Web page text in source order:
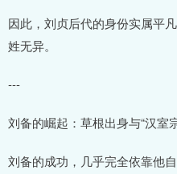
因此，刘贞后代的身份实属平
姓无异。
---
刘备的崛起：草根出身与“汉室
刘备的成功，几乎完全依靠他